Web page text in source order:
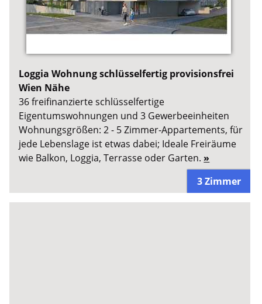
Loggia Wohnung schlüsselfertig provisionsfrei
Wien Nähe
36 freifinanzierte schlüsselfertige
Eigentumswohnungen und 3 Gewerbeeinheiten
Wohnungsgrößen: 2 - 5 Zimmer-Appartements, für
jede Lebenslage ist etwas dabei; Ideale Freiräume
wie Balkon, Loggia, Terrasse oder Garten. »
3 Zimmer